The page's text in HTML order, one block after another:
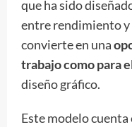
que ha sido
entre rendimiento
convierte en una
trabajo como para
diseño gráfico.
Este modelo